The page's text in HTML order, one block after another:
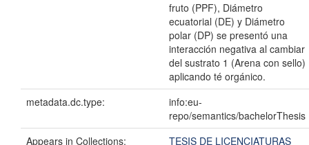
fruto (PPF), Diámetro
ecuatorial (DE) y Diámetro
polar (DP) se presentó una
interacción negativa al cambiar
del sustrato 1 (Arena con sello)
aplicando té orgánico.
metadata.dc.type:
info:eu-
repo/semantics/bachelorThesis
Appears in Collections:
TESIS DE LICENCIATURAS